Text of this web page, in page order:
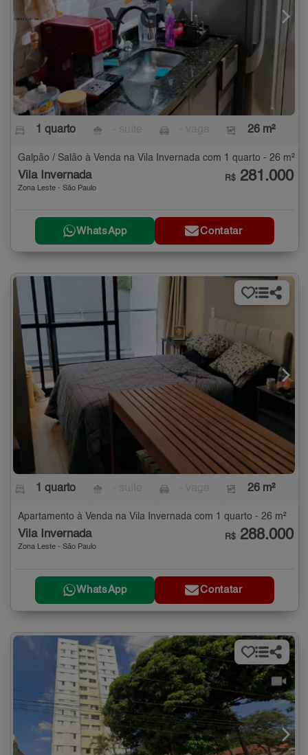
1 quarto 26 m²
Galpão / Salão à Venda na Vila Invernada com 1 quarto - 26 m²
Vila Invernada
Zona Leste - São Paulo
R$ 281.000
WhatsApp Contatar
1 quarto 26 m²
Apartamento à Venda na Vila Invernada com 1 quarto - 26 m²
Vila Invernada
Zona Leste - São Paulo
R$ 288.000
WhatsApp Contatar